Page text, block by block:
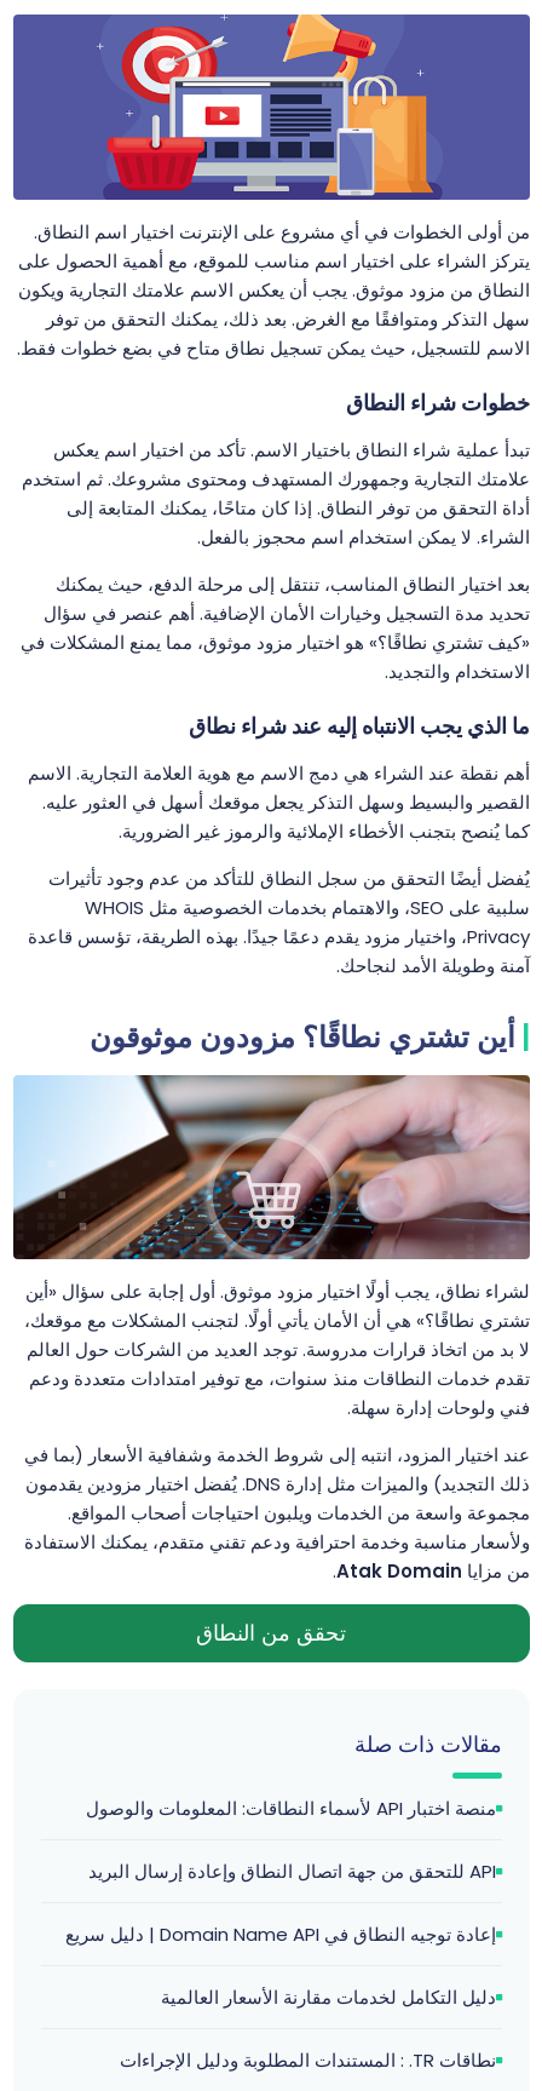
من أولى الخطوات في أي مشروع على الإنترنت اختيار اسم النطاق.
يتركز الشراء على اختيار اسم مناسب للموقع، مع أهمية الحصول على
النطاق من مزود موثوق. يجب أن يعكس الاسم علامتك التجارية ويكون
سهل التذكر ومتوافقًا مع الغرض. بعد ذلك، يمكنك التحقق من توفر
الاسم للتسجيل، حيث يمكن تسجيل نطاق متاح في بضع خطوات فقط.
خطوات شراء النطاق
تبدأ عملية شراء النطاق باختيار الاسم. تأكد من اختيار اسم يعكس
علامتك التجارية وجمهورك المستهدف ومحتوى مشروعك. ثم استخدم
أداة التحقق من توفر النطاق. إذا كان متاحًا، يمكنك المتابعة إلى
الشراء. لا يمكن استخدام اسم محجوز بالفعل.
بعد اختيار النطاق المناسب، تنتقل إلى مرحلة الدفع، حيث يمكنك
تحديد مدة التسجيل وخيارات الأمان الإضافية. أهم عنصر في سؤال
«كيف تشتري نطاقًا؟» هو اختيار مزود موثوق، مما يمنع المشكلات في
الاستخدام والتجديد.
ما الذي يجب الانتباه إليه عند شراء نطاق
أهم نقطة عند الشراء هي دمج الاسم مع هوية العلامة التجارية. الاسم
القصير والبسيط وسهل التذكر يجعل موقعك أسهل في العثور عليه.
كما يُنصح بتجنب الأخطاء الإملائية والرموز غير الضرورية.
يُفضل أيضًا التحقق من سجل النطاق للتأكد من عدم وجود تأثيرات
سلبية على SEO، والاهتمام بخدمات الخصوصية مثل WHOIS
Privacy، واختيار مزود يقدم دعمًا جيدًا. بهذه الطريقة، تؤسس قاعدة
آمنة وطويلة الأمد لنجاحك.
أين تشتري نطاقًا؟ مزودون موثوقون
لشراء نطاق، يجب أولًا اختيار مزود موثوق. أول إجابة على سؤال «أين
تشتري نطاقًا؟» هي أن الأمان يأتي أولًا. لتجنب المشكلات مع موقعك،
لا بد من اتخاذ قرارات مدروسة. توجد العديد من الشركات حول العالم
تقدم خدمات النطاقات منذ سنوات، مع توفير امتدادات متعددة ودعم
فني ولوحات إدارة سهلة.
عند اختيار المزود، انتبه إلى شروط الخدمة وشفافية الأسعار (بما في
ذلك التجديد) والميزات مثل إدارة DNS. يُفضل اختيار مزودين يقدمون
مجموعة واسعة من الخدمات ويلبون احتياجات أصحاب المواقع.
ولأسعار مناسبة وخدمة احترافية ودعم تقني متقدم، يمكنك الاستفادة
من مزايا Atak Domain
.
تحقق من النطاق
مقالات ذات صلة
منصة اختبار API لأسماء النطاقات: المعلومات والوصول
API للتحقق من جهة اتصال النطاق وإعادة إرسال البريد
إعادة توجيه النطاق في Domain Name API | دليل سريع
دليل التكامل لخدمات مقارنة الأسعار العالمية
نطاقات ‎.TR : المستندات المطلوبة ودليل الإجراءات